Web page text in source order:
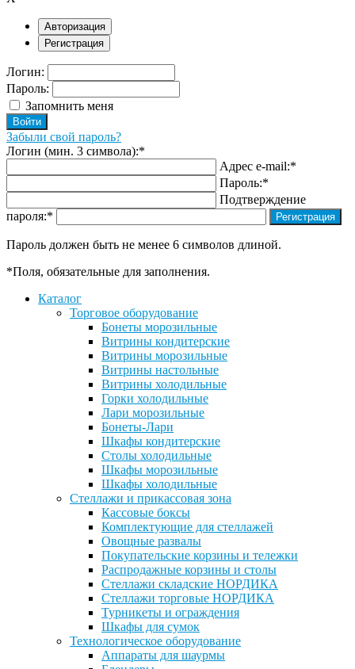
Авторизация
Регистрация
Логин:
Пароль:
Запомнить меня
Забыли свой пароль?
Логин (мин. 3 символа):*
Адрес e-mail:*
Пароль:*
Подтверждение
пароля:*
Пароль должен быть не менее 6 символов длиной.
*Поля, обязательные для заполнения.
Каталог
Торговое оборудование
Бонеты морозильные
Витрины кондитерские
Витрины морозильные
Витрины настольные
Витрины холодильные
Горки холодильные
Лари морозильные
Бонеты-Лари
Шкафы кондитерские
Столы холодильные
Шкафы морозильные
Шкафы холодильные
Стеллажи и прикассовая зона
Кассовые боксы
Комплектующие для стеллажей
Овощные развалы
Покупательские корзины и тележки
Распродажные корзины и столы
Стеллажи складские НОРДИКА
Стеллажи торговые НОРДИКА
Турникеты и ограждения
Шкафы для сумок
Технологическое оборудование
Аппараты для шаурмы